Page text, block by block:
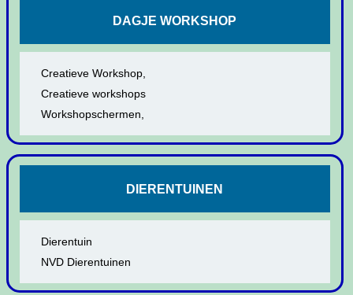
DAGJE WORKSHOP
Creatieve Workshop,
Creatieve workshops
Workshopschermen,
DIERENTUINEN
Dierentuin
NVD Dierentuinen